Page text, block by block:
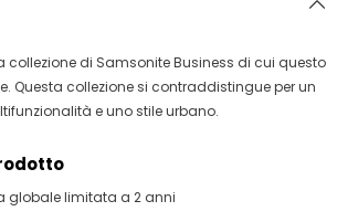
collezione di Samsonite Business di cui questo
Questa collezione si contraddistingue per un
e uno stile urbano.
globale limitata a 2 anni